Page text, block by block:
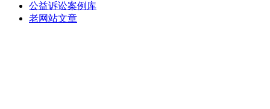
公益诉讼案例库
老网站文章